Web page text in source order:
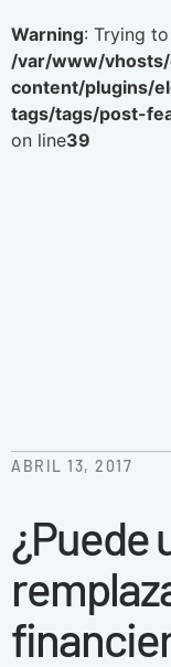
Warning: Trying
/var/www/
content/plugins/
tags/tags/post-
on line39
ABRIL 13, 2017
¿Puede